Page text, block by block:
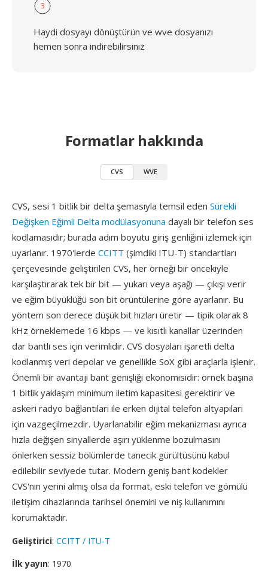
3
Haydi dosyayı dönüştürün ve wve dosyanızı
hemen sonra indirebilirsiniz
Formatlar hakkında
CVS WVE
CVS, sesi 1 bitlik bir delta şemasıyla temsil eden Sürekli
Değişken Eğimli Delta modülasyonuna dayalı bir telefon ses
kodlamasıdır; burada adım boyutu giriş genliğini izlemek için
uyarlanır. 1970'lerde CCITT (şimdiki ITU-T) standartları
çerçevesinde geliştirilen CVS, her örneği bir öncekiyle
karşılaştırarak tek bir bit — yukarı veya aşağı — çıkışı verir
ve eğim büyüklüğü son bit örüntülerine göre ayarlanır. Bu
yöntem son derece düşük bit hızları üretir — tipik olarak 8
kHz örneklemede 16 kbps — ve kısıtlı kanallar üzerinden
dar bantlı ses için verimlidir. CVS dosyaları işaretli delta
kodlanmış veri depolar ve genellikle SoX gibi araçlarla işlenir.
Önemli bir avantajı bant genişliği ekonomisidir: örnek başına
1 bitlik yaklaşım minimum iletim kapasitesi gerektirir ve
askeri radyo bağlantıları ile erken dijital telefon altyapıları
için vazgeçilmezdir. Uyarlanabilir eğim mekanizması ayrıca
hızla değişen sinyallerde aşırı yüklenme bozulmasını
önlerken sessiz bölümlerde tanecik gürültüsünü kabul
edilebilir seviyede tutar. Modern geniş bant kodekler
CVS'nın yerini almış olsa da format, eski telefon ve gömülü
iletişim cihazlarında tarihsel önemini ve niş kullanımını
korumaktadır.
Geliştirici: CCITT / ITU-T
İlk yayın: 1970